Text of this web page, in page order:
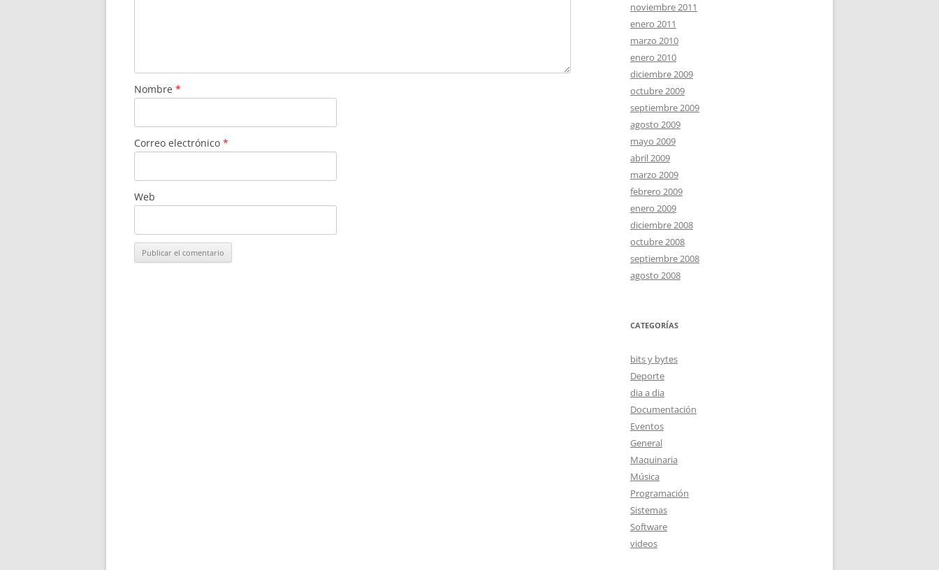
Nombre *
Correo electrónico *
Web
noviembre 2011
enero 2011
marzo 2010
enero 2010
diciembre 2009
octubre 2009
septiembre 2009
agosto 2009
mayo 2009
abril 2009
marzo 2009
febrero 2009
enero 2009
diciembre 2008
octubre 2008
septiembre 2008
agosto 2008
CATEGORÍAS
bits y bytes
Deporte
dia a dia
Documentación
Eventos
General
Maquinaria
Música
Programación
Sistemas
Software
videos